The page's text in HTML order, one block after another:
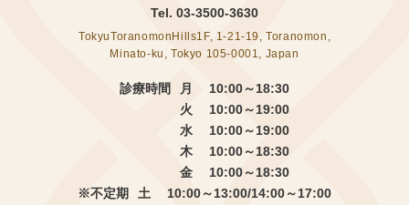
Tel. 03-3500-3630
TokyuToranomonHills1F, 1-21-19, Toranomon,
Minato-ku, Tokyo 105-0001, Japan
診療時間
月 10:00～18:30
火 10:00～19:00
水 10:00～19:00
木 10:00～18:30
金 10:00～18:30
※不定期
土 10:00～13:00/14:00～17:00